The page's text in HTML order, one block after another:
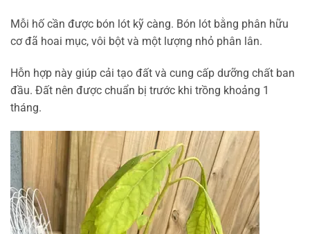
Mỗi hố cần được bón lót kỹ càng. Bón lót bằng phân hữu
cơ đã hoai mục, vôi bột và một lượng nhỏ phân lân.
Hỗn hợp này giúp cải tạo đất và cung cấp dưỡng chất ban
đầu. Đất nên được chuẩn bị trước khi trồng khoảng 1
tháng.